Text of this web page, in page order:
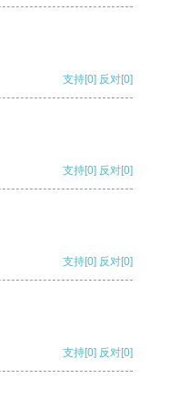
支持[0] 反对[0]
支持[0] 反对[0]
支持[0] 反对[0]
支持[0] 反对[0]